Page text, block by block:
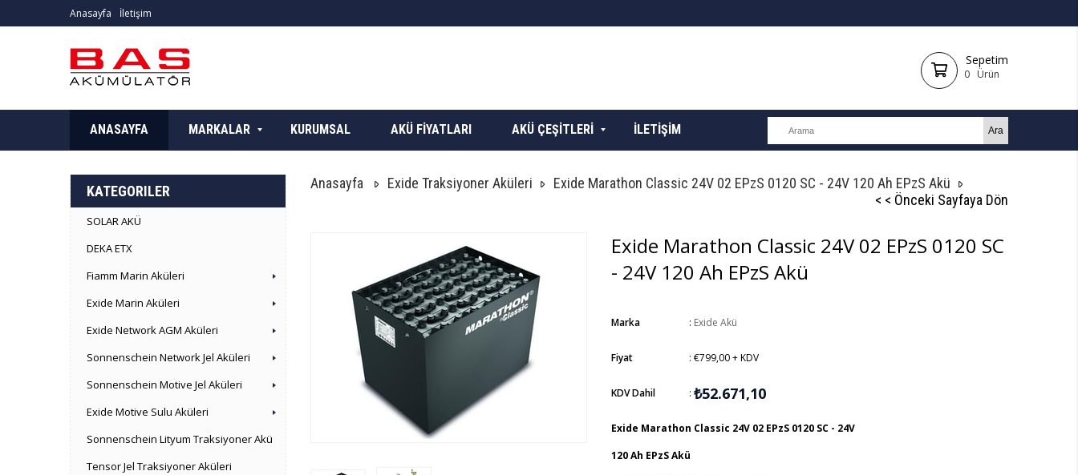
Anasayfa İletişim
Sepetim
0 Ürün
ANASAYFA MARKALAR KURUMSAL AKÜ FİYATLARI AKÜ ÇEŞİTLERİ İLETİŞİM
KATEGORILER
SOLAR AKÜ
DEKA ETX
Fiamm Marin Aküleri
Exide Marin Aküleri
Exide Network AGM Aküleri
Sonnenschein Network Jel Aküleri
Sonnenschein Motive Jel Aküleri
Exide Motive Sulu Aküleri
Sonnenschein Lityum Traksiyoner Akü
Tensor Jel Traksiyoner Aküleri
Anasayfa Exide Traksiyoner Aküleri
Exide Marathon Classic 24V 02 EPzS 0120 SC - 24V 120 Ah EPzS Akü
< < Önceki Sayfaya Dön
Exide Marathon Classic 24V 02 EPzS 0120 SC
- 24V 120 Ah EPzS Akü
Marka : Exide Akü
Fiyat : €799,00+ KDV
KDV Dahil : ₺52.671,10
Exide Marathon Classic 24V 02 EPzS 0120 SC - 24V
120 Ah EPzS Akü